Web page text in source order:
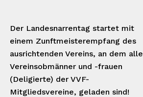
Der Landesnarrentag startet mit
einem Zunftmeisterempfang des
ausrichtenden Vereins, an dem alle
Vereinsobmänner und -frauen
(Deligierte) der VVF-
Mitgliedsvereine, geladen sind!